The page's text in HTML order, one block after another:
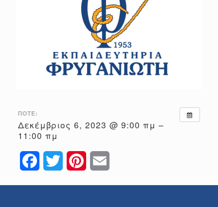
ΠΌΤΕ:
Δεκέμβριος 6, 2023 @ 9:00 πμ –
11:00 πμ
FacebookTwitter Pinterest